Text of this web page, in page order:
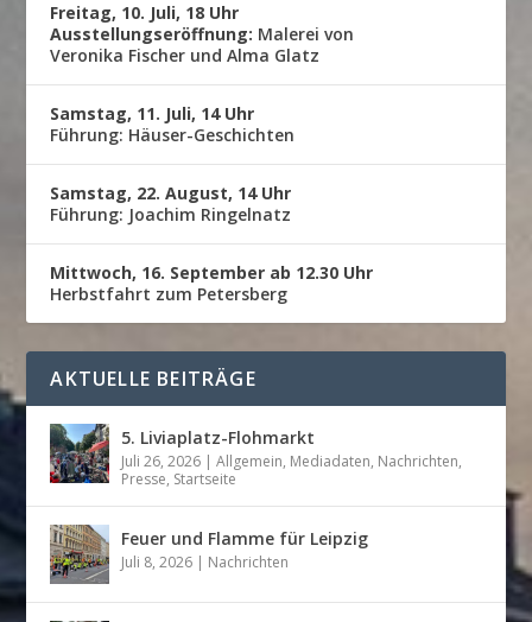
Freitag, 10. Juli, 18 Uhr
Ausstellungseröffnung: Malerei von
Veronika Fischer und Alma Glatz
Samstag, 11. Juli, 14 Uhr
Führung: Häuser-Geschichten
Samstag, 22. August, 14 Uhr
Führung: Joachim Ringelnatz
Mittwoch, 16. September ab 12.30 Uhr
Herbstfahrt zum Petersberg
AKTUELLE BEITRÄGE
5. Liviaplatz-Flohmarkt
Juli 26, 2026 |Allgemein, Mediadaten, Nachrichten,
Presse, Startseite
Feuer und Flamme für Leipzig
Juli 8, 2026 | Nachrichten